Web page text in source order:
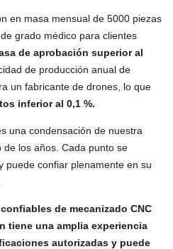
en masa mensual de 5000 piezas
grado médico para clientes
de aprobación superior al
de producción anual de
un fabricante de drones, lo que
inferior al 0,1 %.
una condensación de nuestra
los años. Cada punto se
puede confiar plenamente en su
de mecanizado CNC
tiene una amplia experiencia
autorizadas y puede